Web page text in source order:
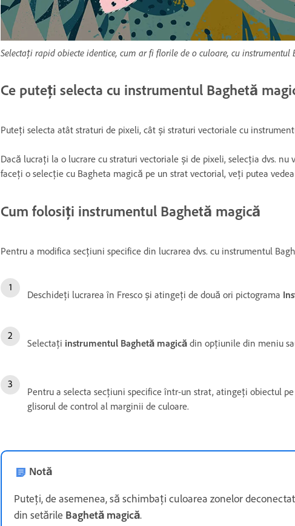
Selectați rapid obiecte identice, cum ar fi florile de o culoare, cu instrumentul
Ce puteți selecta cu instrumentul Baghetă
Puteți selecta atât straturi de pixeli, cât și straturi vectoriale cu
Dacă lucrați la o lucrare cu straturi vectoriale și de pixeli, selecția dvs. nu
faceți o selecție cu Bagheta magică pe un strat vectorial, veți putea
Cum folosiți instrumentul Baghetă magică
Pentru a modifica secțiuni specifice din lucrarea dvs. cu instrumentul
Deschideți lucrarea în Fresco și atingeți de două ori pictograma
Selectați instrumentul Baghetă magică din opțiunile din meniu
Pentru a selecta secțiuni specifice într-un strat, atingeți obiectul
glisorul de control al marginii de culoare.
Notă
Puteți, de asemenea, să schimbați culoarea zonelor
din setările Baghetă magică.